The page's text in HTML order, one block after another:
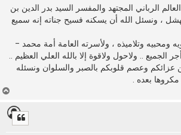
الرباني المجتهد والمفسر السيد بدر الدين بن
، ونسئل الله أن يسكنه فسيح جناته إنه سميع
ومحبيه وتلاميذه ، ولأسرته العامة أمة محمد -
الجميع .. ولاحول ولاقوة إلا بالله العلي العظيم ..
وعصم قلوبكم بالصبر والسلوان ونسئله
بعده .